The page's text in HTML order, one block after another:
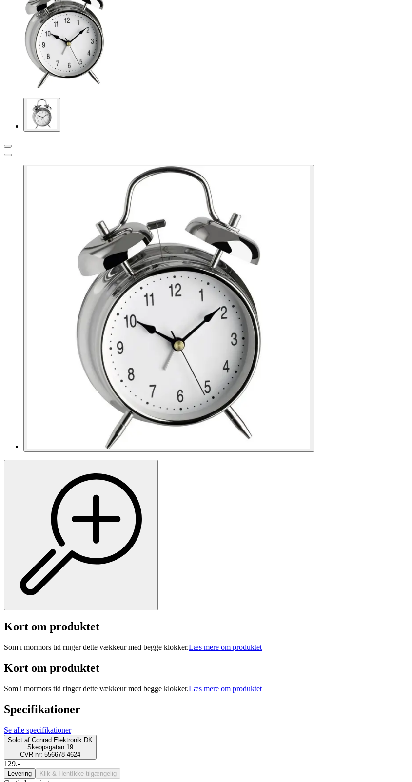
Kort om produktet
Som i mormors tid ringer dette vækkeur med begge klokker.Læs mere om produktet
Kort om produktet
Som i mormors tid ringer dette vækkeur med begge klokker.Læs mere om produktet
Specifikationer
Se alle specifikationer
Solgt af Conrad Elektronik DK
Skeppsgatan 19
CVR-nr: 556678-4624
129.-
Levering Klik & Hent Ikke tilgængelig